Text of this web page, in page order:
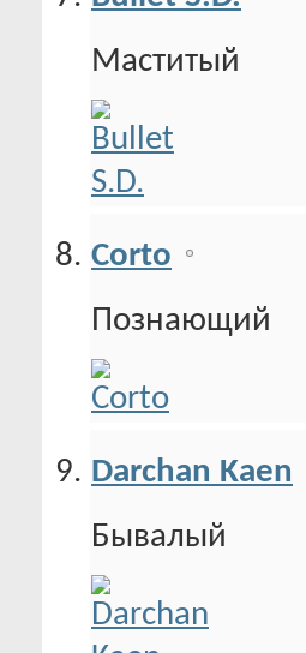
Маститый
Corto
Познающий
Darchan Kaen
Бывалый